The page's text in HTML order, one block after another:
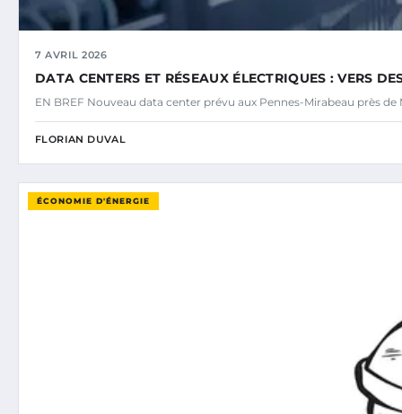
7 AVRIL 2026
DATA CENTERS ET RÉSEAUX ÉLECTRIQUES : VERS
EN BREF Nouveau data center prévu aux Pennes-Mirabeau près de
FLORIAN DUVAL
ÉCONOMIE D'ÉNERGIE